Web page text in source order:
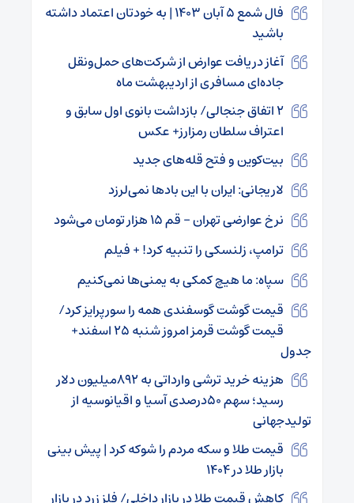
فال شمع ۵ آبان ۱۴۰۳ | به خودتان اعتماد داشته
باشید
آغاز دریافت عوارض از شرکت‌های حمل‌ونقل
جاده‌ای مسافری از اردیبهشت ماه
۲ اتفاق جنجالی/ بازداشت بانوی اول سابق و
اعتراف سلطان رمزارز+ عکس
بیت‌کوین و فتح قله‌های جدید
لاریجانی: ایران با این باد‌ها نمی‌لرزد
نرخ عوارضی تهران – قم ۱۵ هزار تومان می‌شود
ترامپ، زلنسکی را تنبیه کرد! + فیلم
سپاه: ما هیچ کمکی به یمنی‌ها نمی‌کنیم
قیمت گوشت گوسفندی همه را سورپرایز کرد/
قیمت گوشت قرمز امروز شنبه ۲۵ اسفند+
جدول
هزینه خرید ترشی وارداتی به ۸۹۲میلیون دلار
رسید؛ سهم ۵۰درصدی آسیا و اقیانوسیه از
تولیدجهانی
قیمت طلا و سکه مردم را شوکه کرد | پیش بینی
بازار طلا در ۱۴۰۴
کاهش قیمت طلا در بازار داخلی/ فلز زرد در بازار